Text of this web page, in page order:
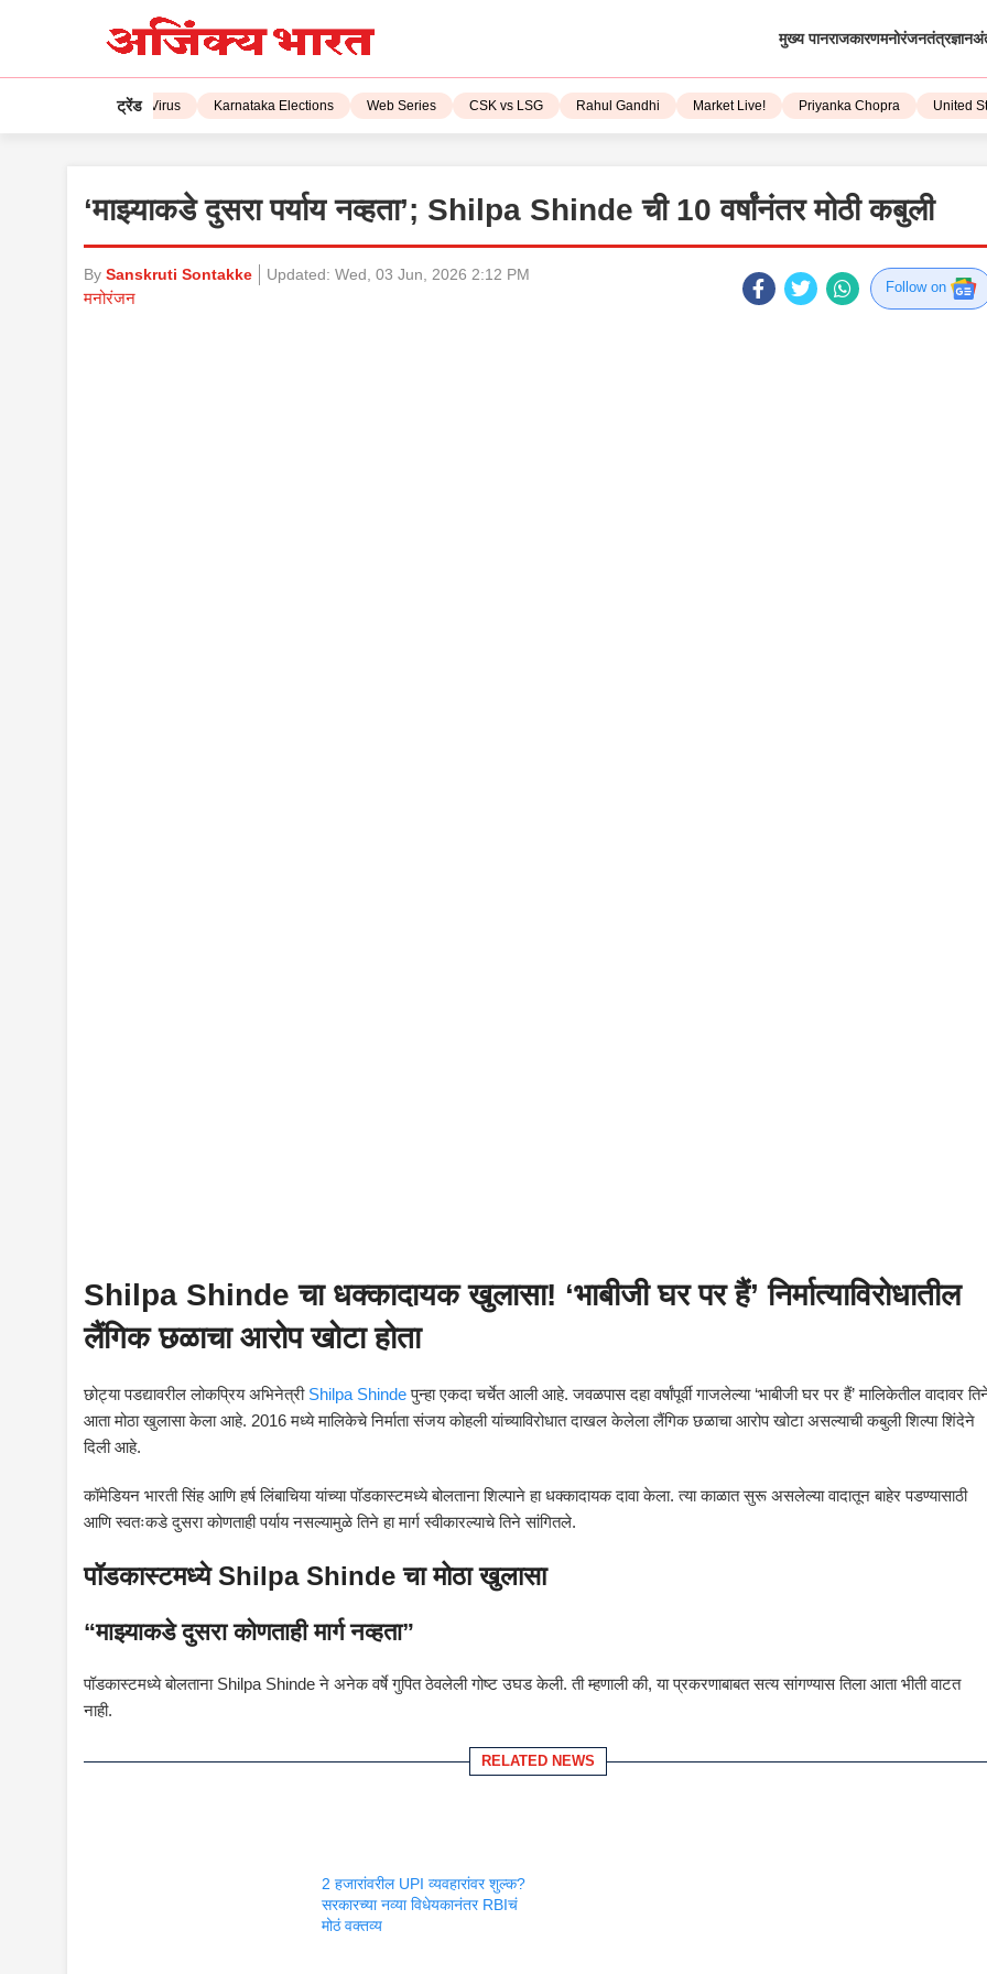
मुख्य पानराजकारणमनोरंजनतंत्रज्ञान
ट्रेंड
Corona Virus Karnataka Elections Web Series CSK vs LSG Rahul Gandhi Market Live! Priyanka Chopra United State
‘माझ्याकडे दुसरा पर्याय नव्हता’; Shilpa Shinde ची 10 वर्षांनंतर मोठी कबुली
By Sanskruti Sontakke Updated: Wed, 03 Jun, 2026 2:12 PM
मनोरंजन
Follow on
Shilpa Shinde चा धक्कादायक खुलासा! ‘भाबीजी घर पर हैं’ निर्मात्याविरोधातील
लैंगिक छळाचा आरोप खोटा होता
छोट्या पडद्यावरील लोकप्रिय अभिनेत्री Shilpa Shindeपुन्हा एकदा चर्चेत आली आहे. जवळपास दहा वर्षांपूर्वी गाजलेल्या ‘भाबीजी घर पर हैं’ मालिकेतील वादावर
आता मोठा खुलासा केला आहे. 2016 मध्ये मालिकेचे निर्माता संजय कोहली यांच्याविरोधात दाखल केलेला लैंगिक छळाचा आरोप खोटा असल्याची कबुली शिल्पा शिंदेने
दिली आहे.
कॉमेडियन भारती सिंह आणि हर्ष लिंबाचिया यांच्या पॉडकास्टमध्ये बोलताना शिल्पाने हा धक्कादायक दावा केला. त्या काळात सुरू असलेल्या वादातून बाहेर पडण्यासाठी
आणि स्वतःकडे दुसरा कोणताही पर्याय नसल्यामुळे तिने हा मार्ग स्वीकारल्याचे तिने सांगितले.
पॉडकास्टमध्ये Shilpa Shinde चा मोठा खुलासा
“माझ्याकडे दुसरा कोणताही मार्ग नव्हता”
पॉडकास्टमध्ये बोलताना Shilpa Shinde ने अनेक वर्षे गुपित ठेवलेली गोष्ट उघड केली. ती म्हणाली की, या प्रकरणाबाबत सत्य सांगण्यास तिला आता भीती वाटत
नाही.
RELATED NEWS
2 हजारांवरील UPI व्यवहारांवर शुल्क?
सरकारच्या नव्या विधेयकानंतर RBIचं
मोठं वक्तव्य